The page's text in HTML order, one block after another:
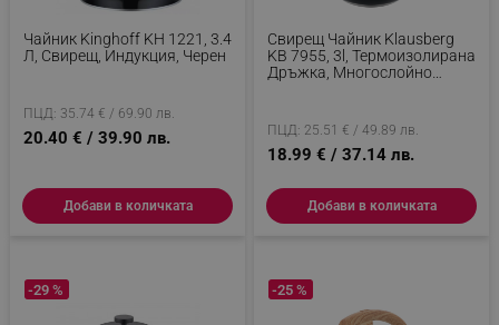
Чайник Kinghoff KH 1221, 3.4
Л, Свирещ, Индукция, Черен
ПЦД: 35.74 € / 69.90 лв.
20.40 € / 39.90 лв.
Добави в количката
Свирещ Чайник Klausberg
KB 7955, 3l, Термоизолирана
Дръжка, Многослойно
ПЦД: 25.51 € / 49.89 лв.
18.99 € / 37.14 лв.
Добави в количката
-29 % -25 %